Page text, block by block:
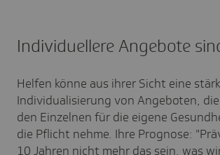
Individuellere Angebote
Helfen könne aus ihrer Sicht eine
Individualisierung von Angeboten,
den Einzelnen für die eigene
die Pflicht nehme. Ihre Prognose:
10 Jahren nicht mehr das sein, was